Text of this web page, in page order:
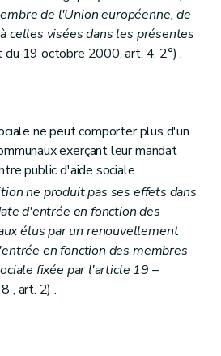
de l'Union européenne, de
celles visées dans les présentes
du 19 octobre 2000, art. 4, 2°) .
ne peut comporter plus d'un
exerçant leur mandat
public d'aide sociale.
ne produit pas ses effets dans
d'entrée en fonction des
élus par un renouvellement
en fonction des membres
fixée par l'article 19 –
, art. 2) .